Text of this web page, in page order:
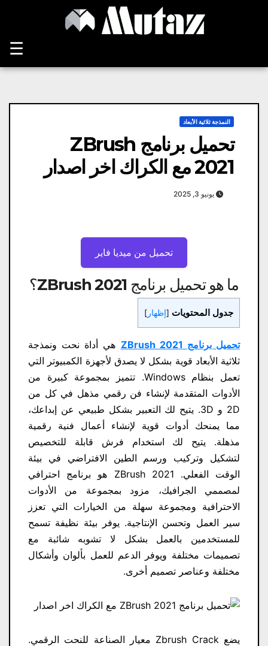
☰
النمذجة ثلاثية الأبعاد
تحميل برنامج ZBrush
2021 مع الكراك اخر اصدار
يونيو 3, 2025
تحميل من ميديا ​​فاير
ما هو تحميل برنامج ZBrush 2021؟
جدول المحتويات [إظهار ]
تحميل برنامج ZBrush 2021
هي أداة نحت ونمذجة
ثلاثية الأبعاد قوية بشكل لا يصدق لأجهزة الكمبيوتر التي
تعمل بنظام Windows. تتميز بمجموعة كبيرة من
الأدوات المتقدمة لإنشاء فن رقمي مذهل في كل من
2D و 3D. يتيح لك التعبير بشكل طبيعي عن إبداعك،
مما يمنحك أدوات قوية لإنشاء أعمال فنية رقمية
مذهلة. يتيح لك استخدام فرش قابلة للتخصيص
لتشكيل وتركيب ورسم الطين الافتراضي في بيئة
الوقت الفعلي. ZBrush 2021 هو برنامج احترافي
لمصممي الجرافيك، مزود بمجموعة من الأدوات
الاحترافية ومجموعة سهلة من الخيارات التي تعزز
سير العمل وتحسن الإنتاجية. يوفر بيئة نظيفة تسمح
للمستخدمين بالعمل بشكل لا تشوبه شائبة مع
تصميمات مختلفة ويوفر الدعم للعمل بألوان وأشكال
مختلفة وعناصر تصميم أخرى.
يضع Zbrush Crack معيار الصناعة للنحت الرقمي.